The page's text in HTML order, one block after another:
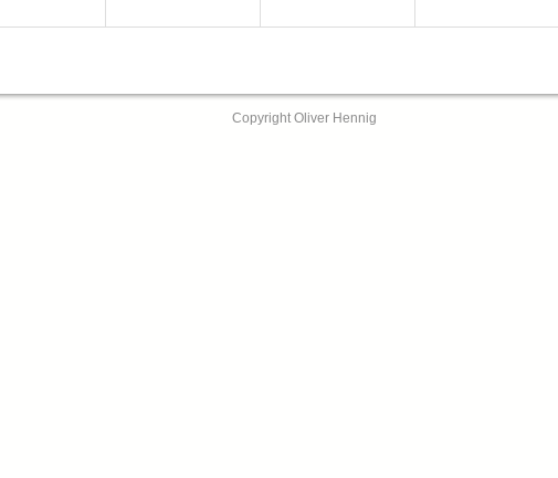
Copyright Oliver Hennig